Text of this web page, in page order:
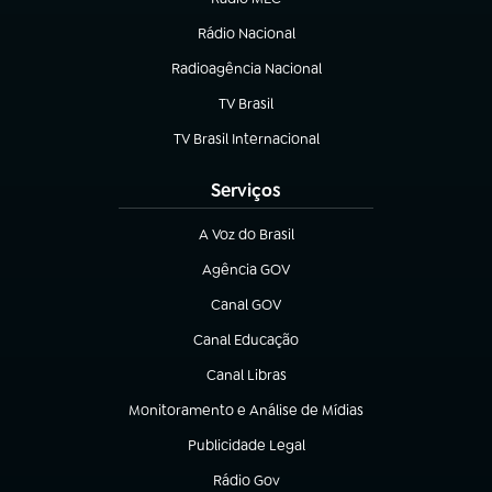
Rádio Nacional
(abre em nova aba)
Radioagência Nacional
(abre em nova aba)
TV Brasil
(abre em nova aba)
TV Brasil Internacional
(abre em nova aba)
Serviços
A Voz do Brasil
(abre em nova aba)
Agência GOV
(abre em nova aba)
Canal GOV
(abre em nova aba)
Canal Educação
(abre em nova aba)
Canal Libras
(abre em nova aba)
Monitoramento e Análise de Mídias
(abre em nova aba)
Publicidade Legal
(abre em nova aba)
Rádio Gov
(abre em nova aba)